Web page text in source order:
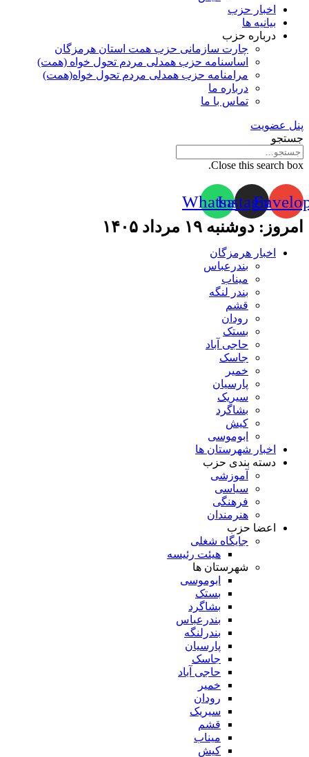
اخبار حزب
بیانیه ها
درباره حزب
چارت سازمانی حزب همت استان هرمزگان
اساسنامه حزب همدلی مردم تحول خواه (همت)
مرامنامه حزب همدلی مردم تحول خواه(همت)
درباره ما
تماس با ما
پنل عضویت
جستجو
Close this search box.
Instagram
Whatsapp
امروز: دوشنبه ۱۹ مرداد ۱۴۰۵
اخبار هرمزگان
بندرعباس
میناب
بندر لنگه
قشم
رودان
بستک
حاجی آباد
جاسک
خمیر
پارسیان
سیریک
بشاگرد
کیش
ابوموسی
اخبار شهرستان ها
دسته بندی حزب
آموزشی
سیاسی
فرهنگی
هنرمندان
اعضا حزب
جایگاه شغلی
هیئت رئیسه
شهرستان ها
ابوموسی
بستک
بشاگرد
بندرعباس
بندرلنگه
پارسیان
جاسک
حاجی آباد
خمیر
رودان
سیریک
قشم
میناب
کیش